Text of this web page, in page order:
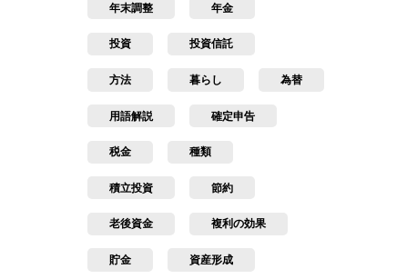
年末調整 年金
投資 投資信託
方法 暮らし 為替
用語解説 確定申告
税金 種類
積立投資 節約
老後資金 複利の効果
貯金 資産形成